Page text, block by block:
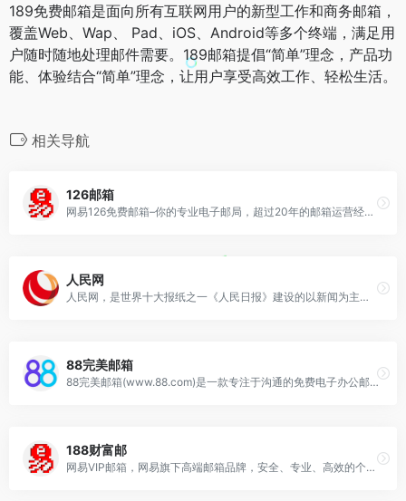
189免费邮箱是面向所有互联网用户的新型工作和商务邮箱，
覆盖Web、Wap、 Pad、iOS、Android等多个终端，满足用
户随时随地处理邮件需要。189邮箱提倡“简单”理念，产品功
能、体验结合“简单”理念，让用户享受高效工作、轻松生活。
相关导航
126邮箱
网易126免费邮箱–你的专业电子邮局，超过20年的邮箱运营经验，系统快速稳定安全，支持超大附件和网盘服务。网易邮箱官方App“邮箱大师”帮您高效处理邮件，支持所有邮箱，并可在手机、Windows和Mac上多端协同使用。
人民网
人民网，是世界十大报纸之一《人民日报》建设的以新闻为主的大型网上信息发布平台，也是互联网上最大的中文和多语种新闻网站之一。作为国家重点新闻网站，人民网以新闻报道的权威性、及时性、多样性和评论性为特色，在网民中树立起了“权威媒体、大众网站”的形象。
88完美邮箱
88完美邮箱(www.88.com)是一款专注于沟通的免费电子办公邮箱,致力于打造新一代个人免费邮箱,88.com是大家都喜欢的吉祥域名,88蕴含着“财富、幸运、美好”等寓意,拥有一个@88.com的好名字商务邮箱,将是陪伴您一生的财富,陪伴您一生的幸运,陪伴您一生的美好
188财富邮
网易VIP邮箱，网易旗下高端邮箱品牌，安全、专业、高效的个人收费邮箱，精英人士必备。超大容量的邮箱，一对一管家服务，专属收发通道，海外服务器全球互通，超高垃圾病毒拦截率，支持400封邮件群发，20G超大附件，128G超大网盘，中英文邮箱，无广告界面，邮件恢复，邮件撤回等强大办公功能。20年的品质追求，高端个人办公请选择网易VIP邮箱！